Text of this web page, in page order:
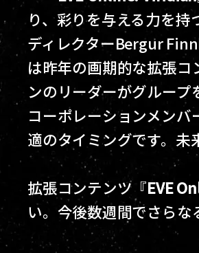
り、彩りを与える力を
ディレクターBergur
は昨年の画期的な拡張
ンのリーダーがグループ
コーポレーションメン
適のタイミングです。未
拡張コンテンツ『EVE
い。今後数週間でさらな